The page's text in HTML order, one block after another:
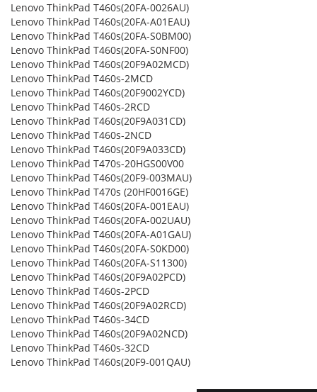
Lenovo ThinkPad T460s(20FA-0026AU)
Lenovo ThinkPad T460s(20FA-A01EAU)
Lenovo ThinkPad T460s(20FA-S0BM00)
Lenovo ThinkPad T460s(20FA-S0NF00)
Lenovo ThinkPad T460s(20F9A02MCD)
Lenovo ThinkPad T460s-2MCD
Lenovo ThinkPad T460s(20F9002YCD)
Lenovo ThinkPad T460s-2RCD
Lenovo ThinkPad T460s(20F9A031CD)
Lenovo ThinkPad T460s-2NCD
Lenovo ThinkPad T460s(20F9A033CD)
Lenovo ThinkPad T470s-20HGS00V00
Lenovo ThinkPad T460s(20F9-003MAU)
Lenovo ThinkPad T470s (20HF0016GE)
Lenovo ThinkPad T460s(20FA-001EAU)
Lenovo ThinkPad T460s(20FA-002UAU)
Lenovo ThinkPad T460s(20FA-A01GAU)
Lenovo ThinkPad T460s(20FA-S0KD00)
Lenovo ThinkPad T460s(20FA-S11300)
Lenovo ThinkPad T460s(20F9A02PCD)
Lenovo ThinkPad T460s-2PCD
Lenovo ThinkPad T460s(20F9A02RCD)
Lenovo ThinkPad T460s-34CD
Lenovo ThinkPad T460s(20F9A02NCD)
Lenovo ThinkPad T460s-32CD
Lenovo ThinkPad T460s(20F9-001QAU)